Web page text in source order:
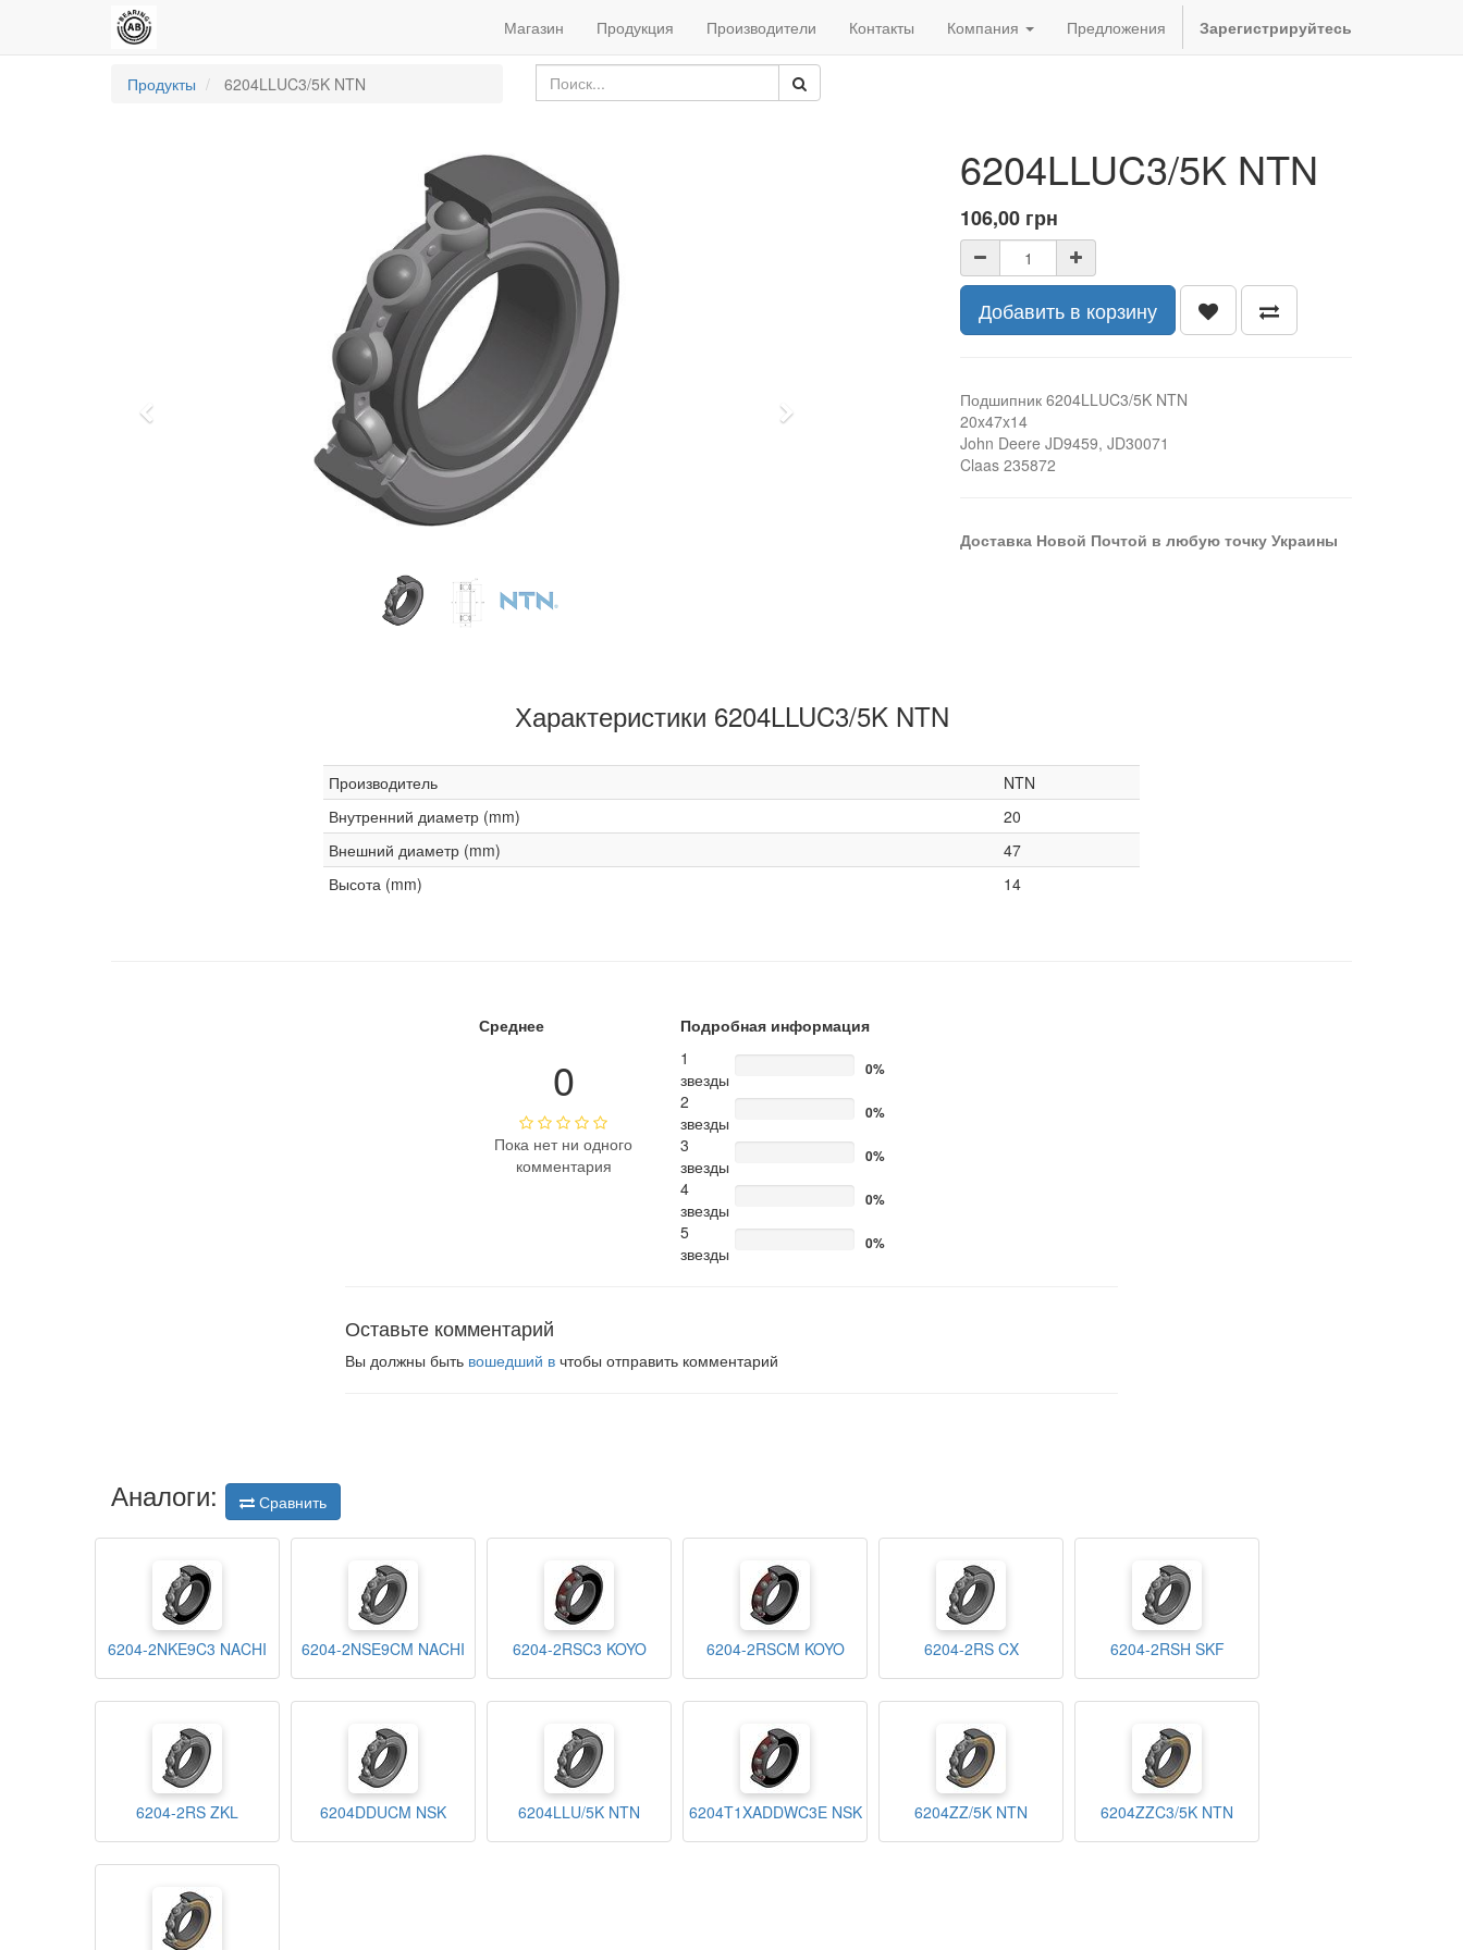
Магазин Продукция Производители Контакты Компания Предложения Зарегистрируйтесь
Продукты 6204LLUC3/5K NTN
Next
6204LLUC3/5K NTN
106,00 грн
Добавить в корзину
Подшипник 6204LLUC3/5K NTN
20x47x14
John Deere JD9459, JD30071
Claas 235872
Доставка Новой Почтой в любую точку Украины
Характеристики 6204LLUC3/5K NTN
Производитель
NTN
Внутренний диаметр (mm)
20
Внешний диаметр (mm)
47
Высота (mm)
14
Среднее
0
Пока нет ни одного
комментария
Подробная информация
1
звезды
0%
2
звезды
0%
3
звезды
0%
4
звезды
0%
5
звезды
0%
Оставьте комментарий
Вы должны быть вошедший в чтобы отправить комментарий
Аналоги: Сравнить
6204-2NKE9C3 NACHI 6204-2NSE9CM NACHI 6204-2RSC3 KOYO 6204-2RSCM KOYO 6204-2RS CX 6204-2RSH SKF
6204-2RS ZKL 6204DDUCM NSK 6204LLU/5K NTN 6204T1XADDWC3E NSK 6204ZZ/5K NTN 6204ZZC3/5K NTN